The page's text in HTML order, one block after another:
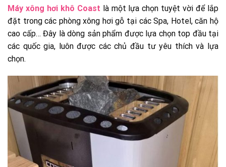
Máy xông hơi khô Coast là một lựa chọn tuyệt vời để lắp
đặt trong các phòng xông hơi gỗ tại các Spa, Hotel, căn hộ
cao cấp… Đây là dòng sản phẩm được lựa chọn top đầu tại
các quốc gia, luôn được các chủ đầu tư yêu thích và lựa
chọn.